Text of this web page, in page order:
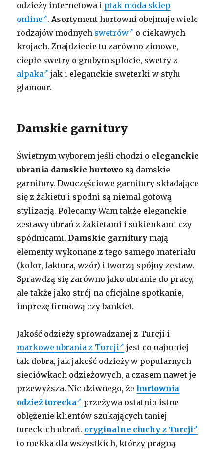
odzieży internetowa i ptak moda sklep
online . Asortyment hurtowni obejmuje wiele
rodzajów modnych swetrów
o ciekawych
krojach. Znajdziecie tu zarówno zimowe,
ciepłe swetry o grubym splocie, swetry z
alpaka
jak i eleganckie sweterki w stylu
glamour.
Damskie garnitury
Świetnym wyborem jeśli chodzi o eleganckie
ubrania damskie hurtowo są damskie
garnitury. Dwuczęściowe garnitury składające
się z żakietu i spodni są niemal gotową
stylizacją. Polecamy Wam także eleganckie
zestawy ubrań z żakietami i sukienkami czy
spódnicami.Damskie garnitury mają
elementy wykonane z tego samego materiału
(kolor, faktura, wzór) i tworzą spójny zestaw.
Sprawdzą się zarówno jako ubranie do pracy,
ale także jako strój na oficjalne spotkanie,
imprezę firmową czy bankiet.
Jakość odzieży sprowadzanej z Turcji i
markowe ubrania z Turcji
jest co najmniej
tak dobra, jak jakość odzieży w popularnych
sieciówkach odzieżowych, a czasem nawet je
przewyższa. Nic dziwnego, żehurtownia
odzież turecka
przeżywa ostatnio istne
oblężenie klientów szukających taniej
tureckich ubrań. oryginalne ciuchy z Turcji
to mekka dla wszystkich, którzy pragną